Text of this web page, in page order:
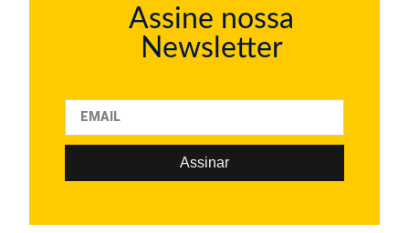
Assine nossa
Newsletter
Assinar